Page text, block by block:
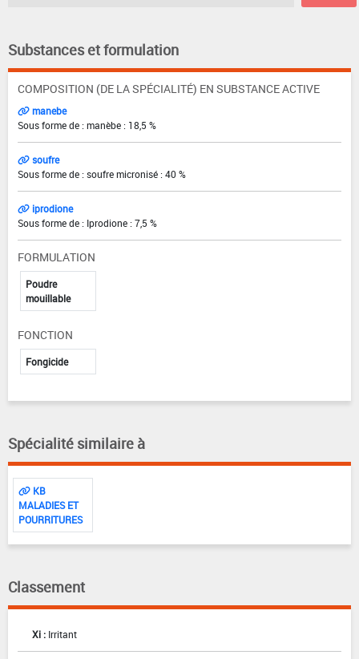
Substances et formulation
COMPOSITION (DE LA SPÉCIALITÉ) EN SUBSTANCE ACTIVE
manebe
Sous forme de : manèbe : 18,5 %
soufre
Sous forme de : soufre micronisé : 40 %
iprodione
Sous forme de : Iprodione : 7,5 %
FORMULATION
Poudre
mouillable
FONCTION
Fongicide
Spécialité similaire à
KB
MALADIES ET
POURRITURES
Classement
Xi : Irritant